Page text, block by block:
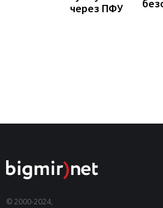
через ПФУ
© 2000-2024,